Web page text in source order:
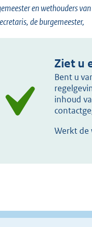
en wethouders
de burgemeester,
Ziet u
Bent u
inhoud
Werkt de